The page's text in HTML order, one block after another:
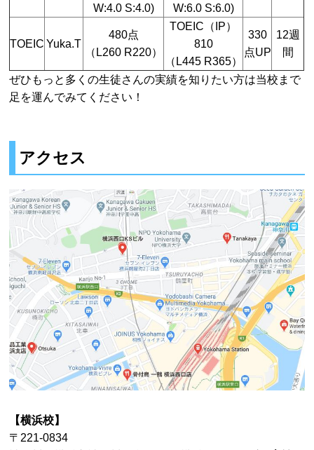
W:4.0 S:4.0)
W:6.0 S:6.0)
TOEIC Yuka.T
480点
（L260 R220）
TOEIC（IP）
810
（L445 R365）
330
点UP
12週
間
ぜひもっと多くの生徒さんの実績を知りたい方は当校まで
足を運んでみてください！
アクセス
【横浜校】
〒221-0834